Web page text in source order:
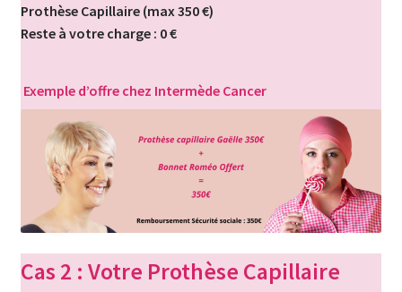
Prothèse Capillaire (max 350 €)
Reste à votre charge : 0 €
Exemple d’offre chez Intermède Cancer
Cas 2 : Votre Prothèse Capillaire